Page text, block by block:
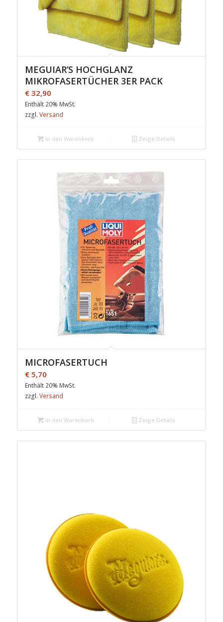
MEGUIAR’S HOCHGLANZ
MIKROFASERTÜCHER 3ER PACK
€32,90
Enthält 20% MwSt.
zzgl. Versand
In den Warenkorb Zeige Details
MICROFASERTUCH
€5,70
Enthält 20% MwSt.
zzgl. Versand
In den Warenkorb Zeige Details